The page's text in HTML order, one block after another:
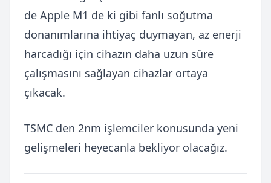
de Apple M1 de ki gibi fanlı soğutma
donanımlarına ihtiyaç duymayan, az enerji
harcadığı için cihazın daha uzun süre
çalışmasını sağlayan cihazlar ortaya
çıkacak.
TSMC den 2nm işlemciler konusunda yeni
gelişmeleri heyecanla bekliyor olacağız.